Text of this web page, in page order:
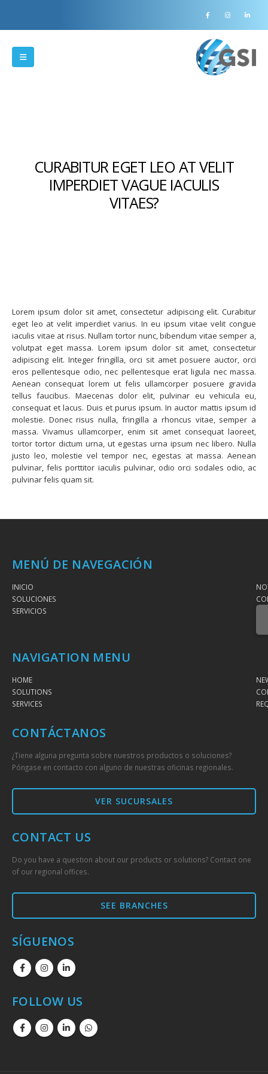
CURABITUR EGET LEO AT VELIT
IMPERDIET VAGUE IACULIS
VITAES?
Lorem ipsum dolor sit amet, consectetur adipiscing elit. Curabitur
eget leo at velit imperdiet varius. In eu ipsum vitae velit congue
iaculis vitae at risus. Nullam tortor nunc, bibendum vitae semper a,
volutpat eget massa. Lorem ipsum dolor sit amet, consectetur
adipiscing elit. Integer fringilla, orci sit amet posuere auctor, orci
eros pellentesque odio, nec pellentesque erat ligula nec massa.
Aenean consequat lorem ut felis ullamcorper posuere gravida
tellus faucibus. Maecenas dolor elit, pulvinar eu vehicula eu,
consequat et lacus. Duis et purus ipsum. In auctor mattis ipsum id
molestie. Donec risus nulla, fringilla a rhoncus vitae, semper a
massa. Vivamus ullamcorper, enim sit amet consequat laoreet,
tortor tortor dictum urna, ut egestas urna ipsum nec libero. Nulla
justo leo, molestie vel tempor nec, egestas at massa. Aenean
pulvinar, felis porttitor iaculis pulvinar, odio orci sodales odio, ac
pulvinar felis quam sit.
MENÚ DE NAVEGACIÓN
INICIO
SOLUCIONES
SERVICIOS
NAVIGATION MENU
HOME
SOLUTIONS
SERVICES
CONTÁCTANOS
¿Tiene alguna pregunta sobre nuestros productos o soluciones?
Póngase en contacto con alguno de nuestras oficinas regionales.
VER SUCURSALES
CONTACT US
Do you have a question about our products or solutions? Contact one
of our regional offices.
SEE BRANCHES
SÍGUENOS
FOLLOW US